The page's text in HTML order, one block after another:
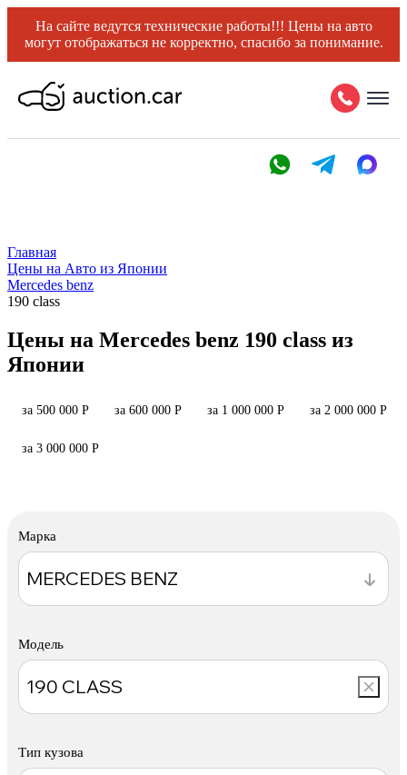
На сайте ведутся технические работы!!! Цены на авто
могут отображаться не корректно, спасибо за понимание.
Главная
Цены на Авто из Японии
Mercedes benz
190 class
Цены на Mercedes benz 190 class из
Японии
за 500 000 Р за 600 000 Р за 1 000 000 Р за 2 000 000 Р
за 3 000 000 Р
Марка
Модель
Тип кузова